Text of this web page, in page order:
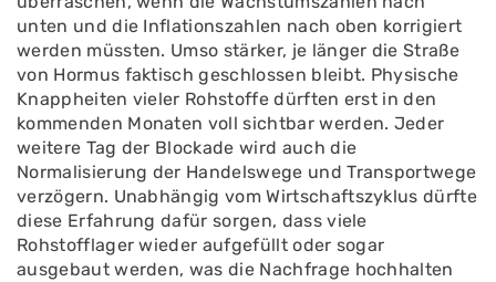
unten und die Inflationszahlen nach oben korrigiert
werden müssten. Umso stärker, je länger die Straße
von Hormus faktisch geschlossen bleibt. Physische
Knappheiten vieler Rohstoffe dürften erst in den
kommenden Monaten voll sichtbar werden. Jeder
weitere Tag der Blockade wird auch die
Normalisierung der Handelswege und Transportwege
verzögern. Unabhängig vom Wirtschaftszyklus dürfte
diese Erfahrung dafür sorgen, dass viele
Rohstofflager wieder aufgefüllt oder sogar
ausgebaut werden, was die Nachfrage hochhalten